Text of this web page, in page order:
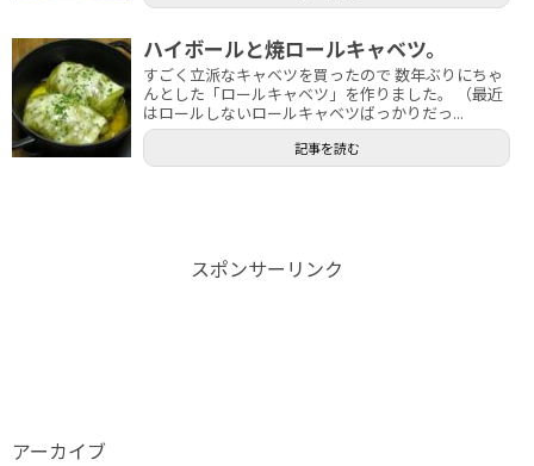
ハイボールと焼ロールキャベツ。
すごく立派なキャベツを買ったので 数年ぶりにちゃ
んとした「ロールキャベツ」を作りました。 （最近
はロールしないロールキャベツばっかりだっ...
記事を読む
スポンサーリンク
アーカイブ